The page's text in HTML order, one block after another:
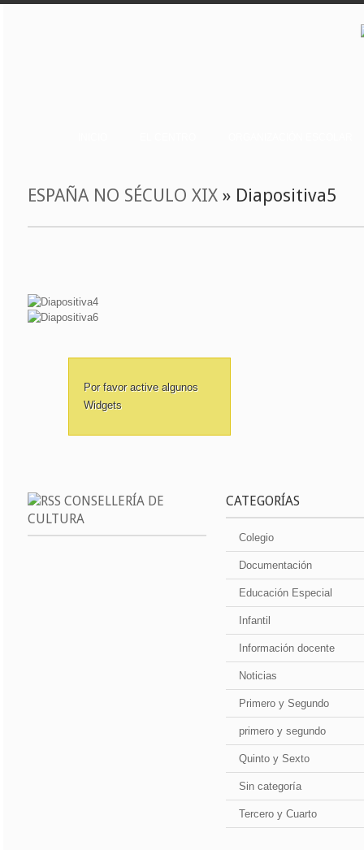
ESPAÑA NO SÉCULO XIX » Diapositiva5
Por favor active algunos
Widgets
CONSELLERÍA DE
CULTURA
CATEGORÍAS
Colegio
Documentación
Educación Especial
Infantil
Información docente
Noticias
Primero y Segundo
primero y segundo
Quinto y Sexto
Sin categoría
Tercero y Cuarto